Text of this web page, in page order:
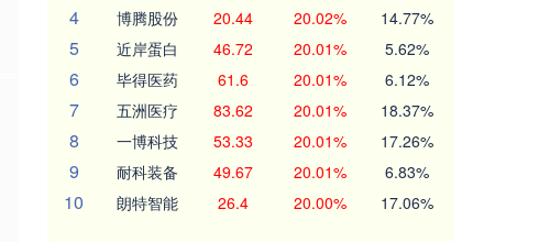
4 博腾股份 20.44 20.02% 14.77%
5 近岸蛋白 46.72 20.01% 5.62%
6 毕得医药 61.6 20.01% 6.12%
7 五洲医疗 83.62 20.01% 18.37%
8 一博科技 53.33 20.01% 17.26%
9 耐科装备 49.67 20.01% 6.83%
10 朗特智能 26.4 20.00% 17.06%